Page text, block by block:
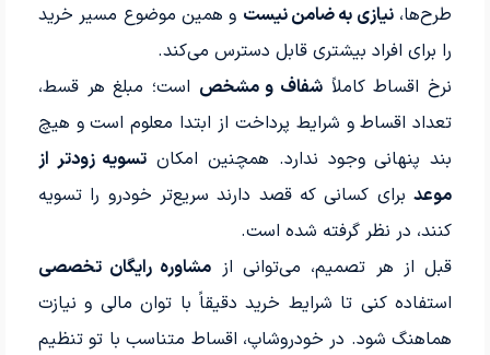
طرح‌ها،نیازی به ضامن نیست و همین موضوع مسیر خرید
را برای افراد بیشتری قابل دسترس می‌کند.
نرخ اقساط کاملاً شفاف و مشخص است؛ مبلغ هر قسط،
تعداد اقساط و شرایط پرداخت از ابتدا معلوم است و هیچ
بند پنهانی وجود ندارد. همچنین امکان تسویه زودتر از
موعدبرای کسانی که قصد دارند سریع‌تر خودرو را تسویه
کنند، در نظر گرفته شده است.
قبل از هر تصمیم، می‌توانی از مشاوره رایگان تخصصی
استفاده کنی تا شرایط خرید دقیقاً با توان مالی و نیازت
هماهنگ شود. در خودروشاپ، اقساط متناسب با تو تنظیم